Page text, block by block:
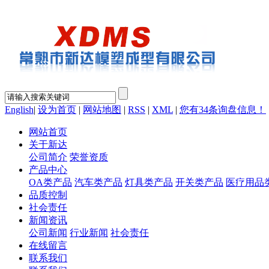
English| 设为首页 | 网站地图 | RSS | XML | 您有34条询盘信息！
网站首页
关于新达
公司简介 荣誉资质
产品中心
OA类产品 汽车类产品 灯具类产品 开关类产品 医疗用品
品质控制
社会责任
新闻资讯
公司新闻 行业新闻 社会责任
在线留言
联系我们